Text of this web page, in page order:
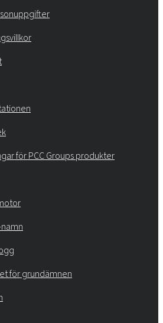
för PCC Groups produkter
för grundämnen